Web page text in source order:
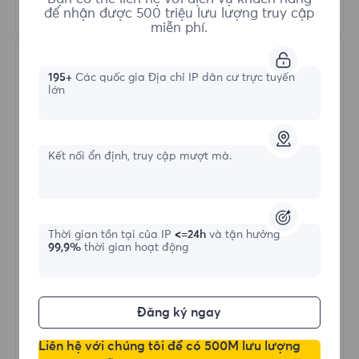
Tìm hiểu thêm
Proxy Dân cư Không giới hạn
Mua ngay
để nhận được 500 triệu lưu lượng truy cập
miễn phí.
195+Các quốc gia Địa chỉ IP dân cư trực tuyến
lớn
Kết nối ổn định, truy cập mượt mà.
Thời gian tồn tại của IP <=24h và tận hưởng
99,9%thời gian hoạt động
Đăng ký ngay
Liên hệ với chúng tôi để có 500M lưu lượng